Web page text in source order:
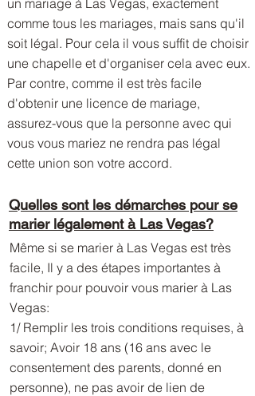
un mariage à Las Vegas, exactement
comme tous les mariages, mais sans qu'il
soit légal. Pour cela il vous suffit de choisir
une chapelle et d'organiser cela avec eux.
Par contre, comme il est très facile
d'obtenir une licence de mariage,
assurez-vous que la personne avec qui
vous vous mariez ne rendra pas légal
cette union son votre accord.
Quelles sont les démarches pour se
marier légalement à Las Vegas?
Même si se marier à Las Vegas est très
facile, Il y a des étapes importantes à
franchir pour pouvoir vous marier à Las
Vegas:
1/ Remplir les trois conditions requises, à
savoir; Avoir 18 ans (16 ans avec le
consentement des parents, donné en
personne), ne pas avoir de lien de